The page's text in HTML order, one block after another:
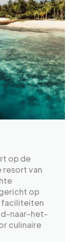
op de
resort van
op
faciliteiten
naar-het-
culinaire